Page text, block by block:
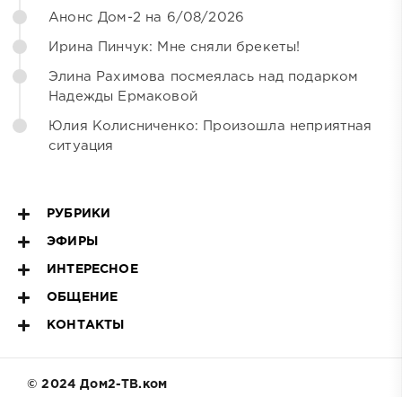
Анонс Дом-2 на 6/08/2026
Ирина Пинчук: Мне сняли брекеты!
Элина Рахимова посмеялась над подарком
Надежды Ермаковой
Юлия Колисниченко: Произошла неприятная
ситуация
РУБРИКИ
ЭФИРЫ
ИНТЕРЕСНОЕ
ОБЩЕНИЕ
КОНТАКТЫ
© 2024 Дом2-ТВ.ком